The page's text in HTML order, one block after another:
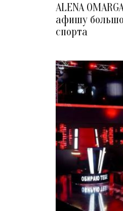
ALENA
афишу
спорта